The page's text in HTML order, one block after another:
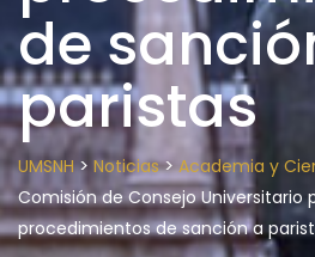
de
paristas
UMSNH> Noticias>Academia y
Comisión de Consejo Universitario
procedimientos de sanción a